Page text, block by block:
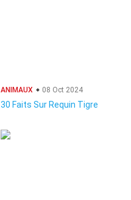
ANIMAUX 08 Oct 2024
30 Faits Sur Requin Tigre